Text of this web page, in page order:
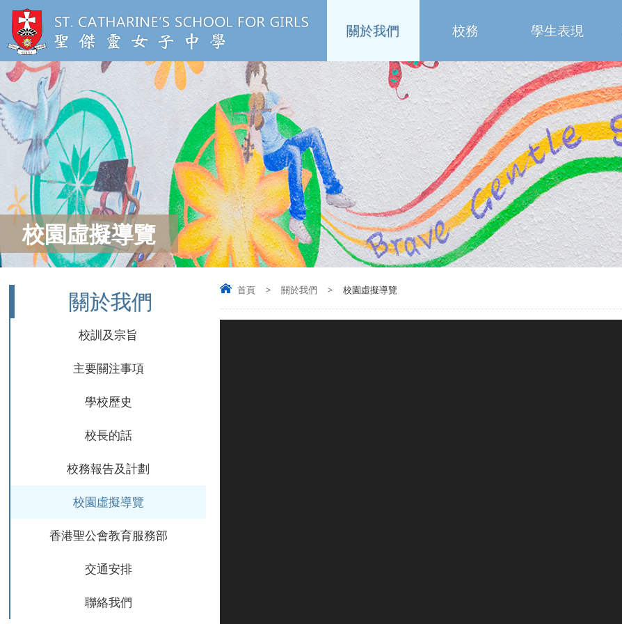
關於我們 校務 學生表現
校園虛擬導覽
首頁 > 關於我們 > 校園虛擬導覽
關於我們
校訓及宗旨
主要關注事項
學校歷史
校長的話
校務報告及計劃
校園虛擬導覽
香港聖公會教育服務部
交通安排
聯絡我們